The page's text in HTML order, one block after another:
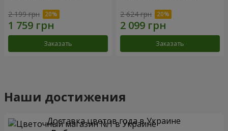
2 199 грн
Заказать
2 624 грн
Заказать
Наши достижения
Доставка цветов года в Украине